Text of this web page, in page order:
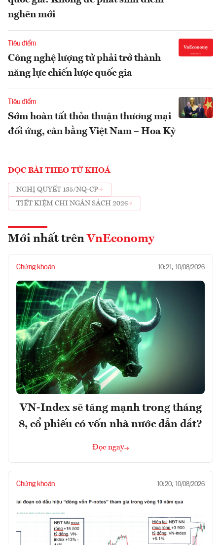
nghẽn mới
Tiêu điểm
Công nghệ lượng tử phải trở thành
năng lực chiến lược quốc gia
Tiêu điểm
Sớm hoàn tất thỏa thuận thương mại
đối ứng, cân bằng Việt Nam – Hoa Kỳ
ĐỌC BÀI THEO TỪ KHOÁ
NGHỊ QUYẾT 135/NQ-CP
TIẾT KIỆM CHI NGÂN SÁCH 2026
Mới nhất trên VnEconomy
Chứng khoán 10:21, 10/08/2026
VN-Index sẽ tăng mạnh trong tháng
8, cổ phiếu có vốn nhà nước dẫn dắt?
Đọc ngay
Chứng khoán 10:20, 10/08/2026